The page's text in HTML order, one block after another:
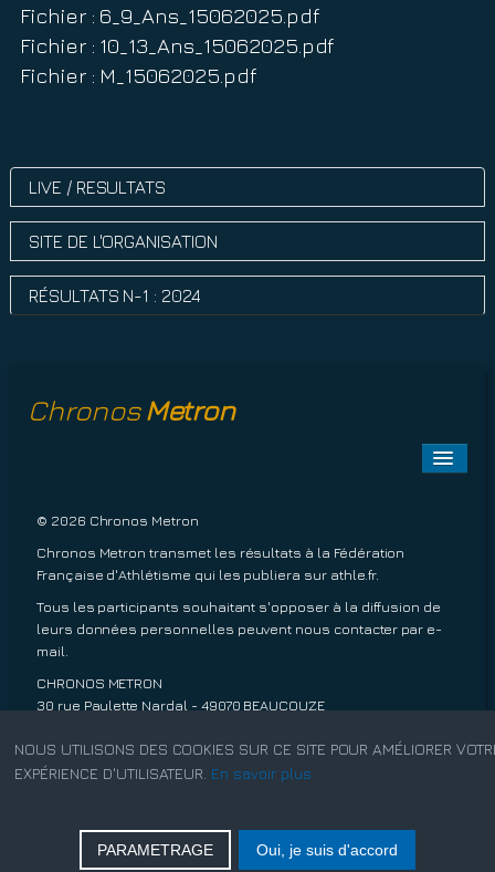
NOUS UTILISONS DES COOKIES SUR CE SITE POUR AMÉLIORER
EXPÉRIENCE D'UTILISATEUR. En savoir plus
PARAMETRAGE Oui, je suis d'accord
Fichier : 6_9_Ans_15062025.pdf
Fichier : 10_13_Ans_15062025.pdf
Fichier : M_15062025.pdf
LIVE / RESULTATS
SITE DE L'ORGANISATION
RÉSULTATS N-1 : 2024
Chronos Metron
Toggle
A PROPOS
EPREUVES À VENIR
EPREUVES TERMINÉES
CONTACT
CHRONOS METRON
30 rue Paulette Nardal - 49070 BEAUCOUZE
Conditions de ventes.
Mentions légales.
Chronos Metron transmet les résultats à la Fédération
Française d'Athlétisme qui les publiera sur athle.fr.
Tous les participants souhaitant s'opposer à la diffusion de
leurs données personnelles peuvent nous contacter par e-
mail
© 2026 Chronos Metron